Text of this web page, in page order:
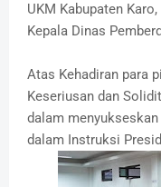
UKM Kabupaten
Kepala Dinas
Atas Kehadiran para
Keseriusan dan
dalam
dalam Instruksi